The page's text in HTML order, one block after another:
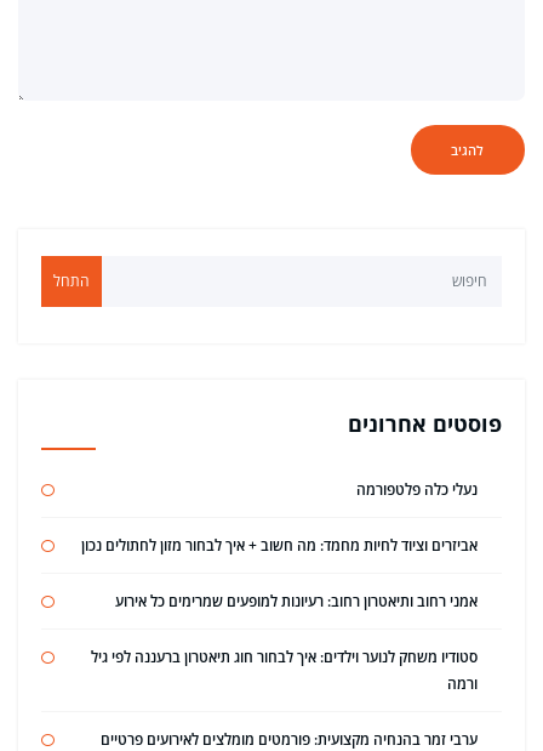
התחל
פוסטים אחרונים
נעלי כלה פלטפורמה
אביזרים וציוד לחיות מחמד: מה חשוב + איך לבחור מזון לחתולים נכון
אמני רחוב ותיאטרון רחוב: רעיונות למופעים שמרימים כל אירוע
סטודיו משחק לנוער וילדים: איך לבחור חוג תיאטרון ברעננה לפי גיל
ורמה
ערבי זמר בהנחיה מקצועית: פורמטים מומלצים לאירועים פרטיים